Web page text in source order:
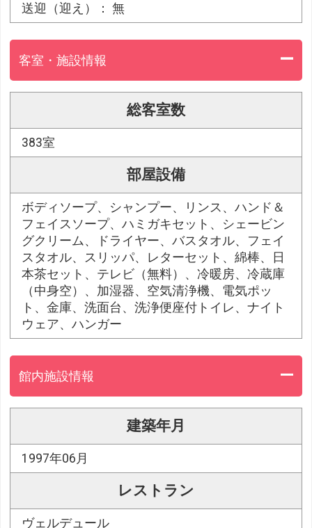
送迎（迎え）： 無
客室・施設情報
総客室数
383室
部屋設備
ボディソープ、シャンプー、リンス、ハンド＆
フェイスソープ、ハミガキセット、シェービン
グクリーム、ドライヤー、バスタオル、フェイ
スタオル、スリッパ、レターセット、綿棒、日
本茶セット、テレビ（無料）、冷暖房、冷蔵庫
（中身空）、加湿器、空気清浄機、電気ポッ
ト、金庫、洗面台、洗浄便座付トイレ、ナイト
ウェア、ハンガー
館内施設情報
建築年月
1997年06月
レストラン
ヴェルデュール